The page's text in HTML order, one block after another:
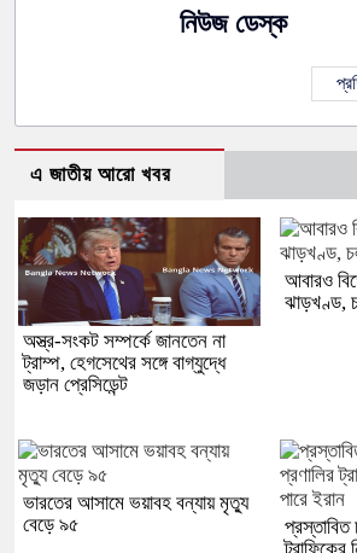
নিউজ ডেস্ক
এ জাতীয় আরো খবর
অস্ত্র-সংকট সম্পর্কে জানতেন না
ট্রাম্প, হেগসেথের সঙ্গে বাগ্‌যুদ্ধে
জড়ান প্রেসিডেন্ট
আবারও
ঝাড়খণ্ড,
ভারতের আসামে ভয়াবহ বন্যায় মৃত্যু
বেড়ে ৯৫